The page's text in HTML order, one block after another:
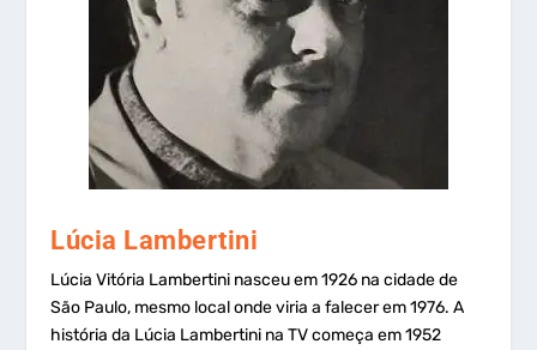
Lúcia Lambertini
Lúcia Vitória Lambertini nasceu em 1926 na cidade de
São Paulo, mesmo local onde viria a falecer em 1976. A
história da Lúcia Lambertini na TV começa em 1952